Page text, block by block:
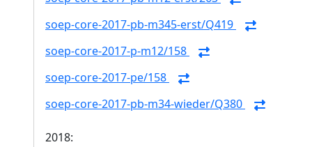
soep-core-2017-pb-m345-erst/Q419
soep-core-2017-p-m12/158
soep-core-2017-pe/158
soep-core-2017-pb-m34-wieder/Q380
2018: